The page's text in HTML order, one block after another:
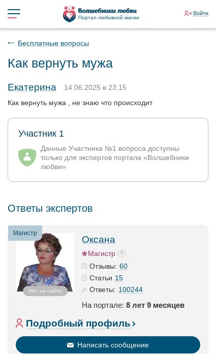
Портал любовной магии
Войти
Бесплатные вопросы
Как вернуть мужа
Екатерина
14.06.2025 в 23:15
Как вернуть мужа , не знаю что происходит
Участник 1
Данные Участника №1 вопроса доступны
только для экспертов портала «Волшебники
любви»
Ответы экспертов
Магистр
Нет на сайте
Оксана
Магистр
Отзывы: 60
Статьи 15
Ответы: 100244
На портале: 8 лет 9 месяцев
Подробный профиль
Написать сообщение